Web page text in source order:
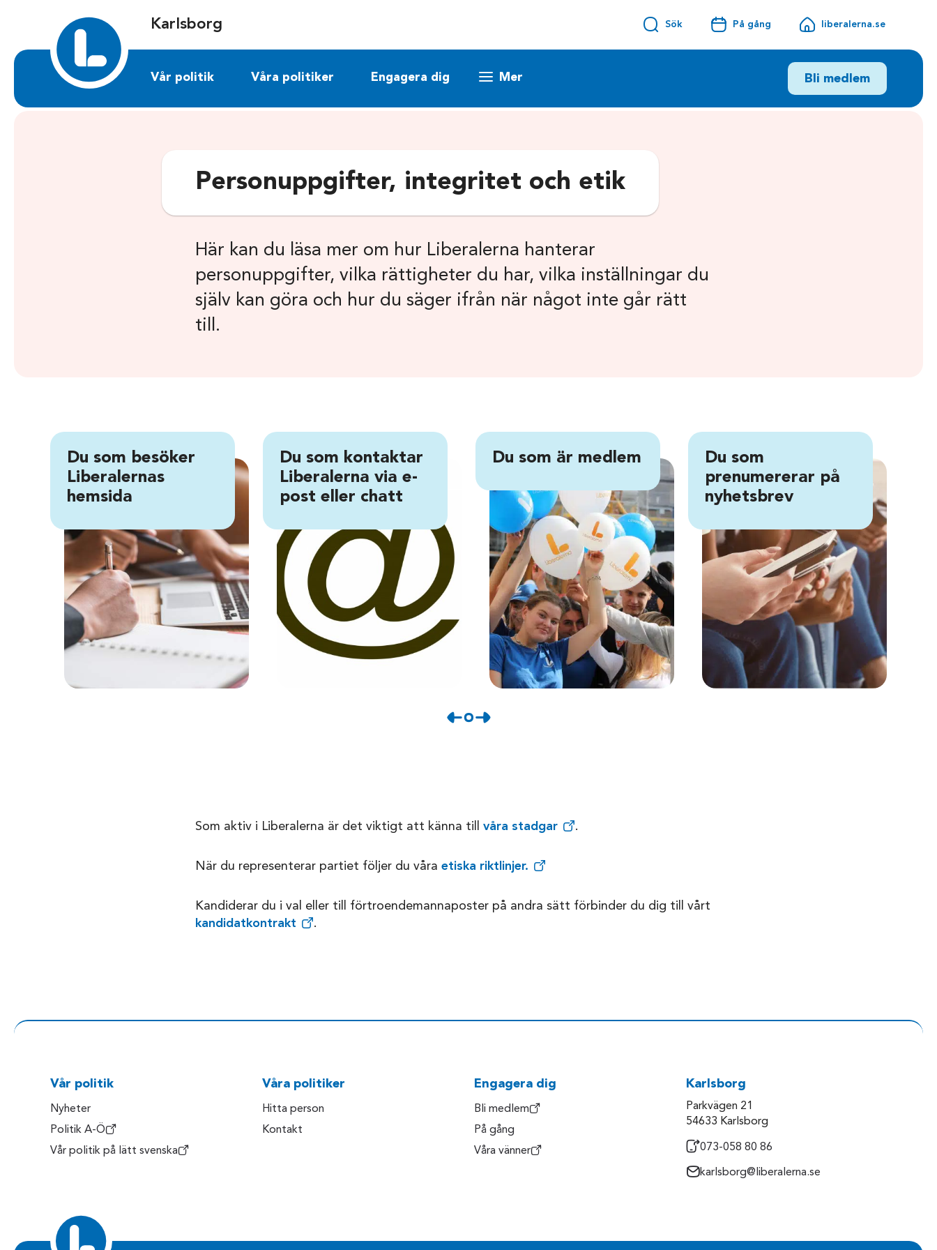
Karlsborg Sök På gång liberalerna.se
Vår politik Våra politiker Engagera dig Mer Bli medlem
Personuppgifter, integritet och etik
Här kan du läsa mer om hur Liberalerna hanterar
personuppgifter, vilka rättigheter du har, vilka inställningar du
själv kan göra och hur du säger ifrån när något inte går rätt
till.
Du som besöker
Liberalernas
hemsida
Du som kontaktar
Liberalerna via e-
post eller chatt
Du som är medlem
Du som
prenumererar på
nyhetsbrev
Som aktiv i Liberalerna är det viktigt att känna till våra stadgar .
När du representerar partiet följer du våra etiska riktlinjer.
Kandiderar du i val eller till förtroendemannaposter på andra sätt förbinder du dig till vårt
kandidatkontrakt
.
Vår politik
Nyheter
Politik A-Ö
Vår politik på lätt svenska
Våra politiker
Hitta person
Kontakt
Engagera dig
Bli medlem
På gång
Våra vänner
Karlsborg
Parkvägen 21
54633 Karlsborg
073-058 80 86
karlsborg@liberalerna.se